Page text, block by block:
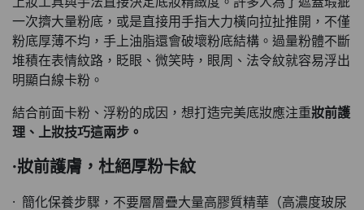
一次擠大量粉底，或是直接用手指大力橫向拉扯推開，不僅
粉底厚薄不均，手上油脂還會破壞粉底結構。過量粉體不斷
堆積在表情紋路，眨眼、微笑時，眼周、法令紋就容易浮出
明顯白線卡粉。
結合前面卡粉、浮粉的成因，想打造完美底妝應注重妝前護
理、上妝技巧這兩步。
·妝前護膚，杜絕厚粉卡紋
· 簡化保養步驟，不要層層疊大量高膠質精華（高濃度玻尿